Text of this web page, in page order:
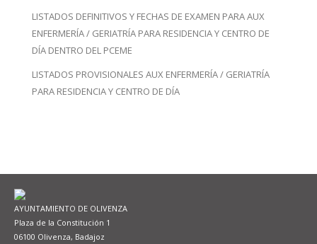
LISTADOS DEFINITIVOS Y FECHAS DE EXAMEN PARA AUX
ENFERMERÍA / GERIATRÍA PARA RESIDENCIA Y CENTRO DE
DÍA DENTRO DEL PCEME
LISTADOS PROVISIONALES AUX ENFERMERÍA / GERIATRÍA
PARA RESIDENCIA Y CENTRO DE DÍA
AYUNTAMIENTO DE OLIVENZA
Plaza de la Constitución 1
06100 Olivenza, Badajoz